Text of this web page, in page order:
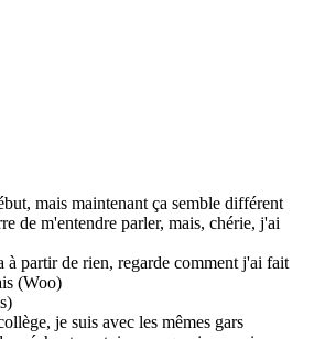
mais maintenant ça semble différent
de m'entendre parler, mais, chérie, j'ai
à partir de rien, regarde comment j'ai fait
(Woo)
je suis avec les mêmes gars